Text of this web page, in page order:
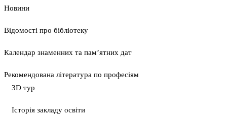
Новини
Відомості про бібліотеку
Календар знаменних та пам’ятних дат
Рекомендована література по професіям
3D тур
Історія закладу освіти